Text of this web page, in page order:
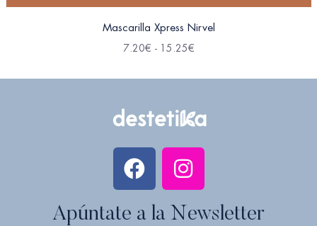
Mascarilla Xpress Nirvel
7.20€ - 15.25€
Apúntate a la Newsletter